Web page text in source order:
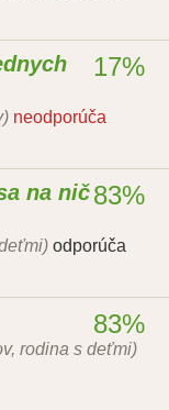
neodporúča
17%
na nič
odporúča
83%
rodina s deťmi)
83%